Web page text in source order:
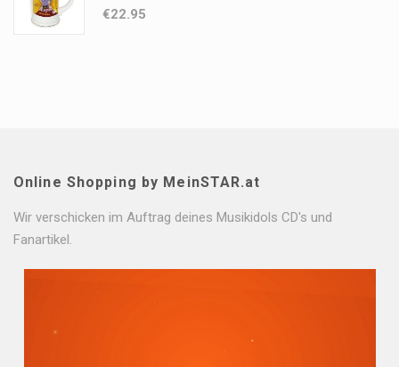
€22.95
Online Shopping by MeinSTAR.at
Wir verschicken im Auftrag deines Musikidols CD's und
Fanartikel.